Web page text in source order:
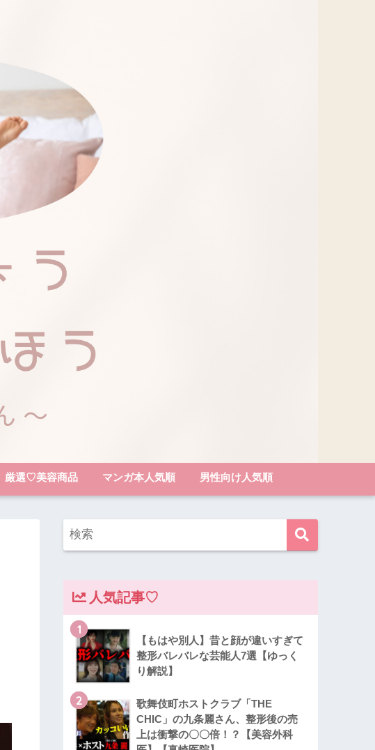
厳選♡美容商品 マンガ本人気順 男性向け人気順
人気記事♡
1
【もはや別人】昔と顔が違いすぎて
整形バレバレな芸能人7選【ゆっく
り解説】
2
歌舞伎町ホストクラブ「THE
CHIC」の九条麗さん、整形後の売
上は衝撃の〇〇倍！？【美容外科